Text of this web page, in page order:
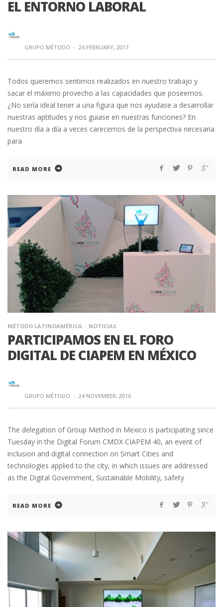
EL ENTORNO LABORAL
GRUPO MÉTODO · 24 FEBRUARY, 2017
Todos queremos sentirnos realizados en nuestro trabajo y
sacar el máximo provecho a las capacidades que poseemos.
¿No sería ideal tener a una figura que nos ayudase a desarrollar
nuestras aptitudes y nos guiase en nuestras funciones? En
nuestro día a día a veces carecemos de la perspectiva necesaria
para
READ MORE
MÉTODO LATINOAMÉRICA NOTICIAS
PARTICIPAMOS EN EL FORO
DIGITAL DE CIAPEM EN MÉXICO
GRUPO MÉTODO · 24 NOVEMBER, 2016
The delegation of Group Method in Mexico is participating since
Tuesday in the Digital Forum CMDX CIAPEM 40, an event of
inclusion and digital connection on Smart Cities and
technologies applied to the city, in which issues are addressed
as the Digital Government, Sustainable Mobility, safety
READ MORE